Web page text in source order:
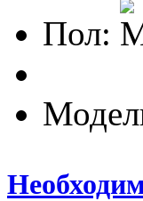
Пол: